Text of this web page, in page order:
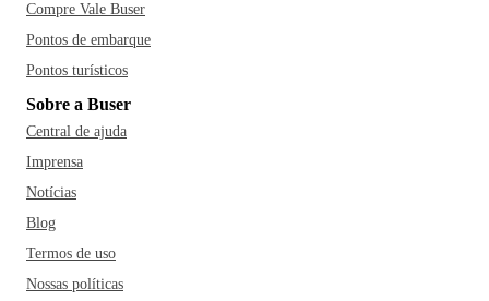
Compre Vale Buser
Pontos de embarque
Pontos turísticos
Sobre a Buser
Central de ajuda
Imprensa
Notícias
Blog
Termos de uso
Nossas políticas